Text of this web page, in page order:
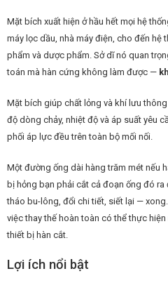
Mặt bích xuất hiện ở hầu hết mọi hệ
máy lọc dầu, nhà máy điện, cho đến hệ
phẩm và dược phẩm. Sở dĩ nó quan
toán mà hàn cứng không làm được —
Mặt bích giúp chất lỏng và khí lưu
độ dòng chảy, nhiệt độ và áp suất yêu
phối áp lực đều trên toàn bộ mối nối.
Một đường ống dài hàng trăm mét nếu
bị hỏng bạn phải cắt cả đoạn ống đó ra
tháo bu-lông, đổi chi tiết, siết lại —
việc thay thế hoàn toàn có thể thực
thiết bị hàn cắt.
Lợi ích nổi bật